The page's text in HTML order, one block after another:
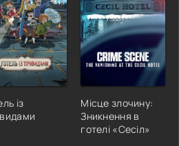
із
Місце злочину:
Зникнення в
готелі «Сесіл»